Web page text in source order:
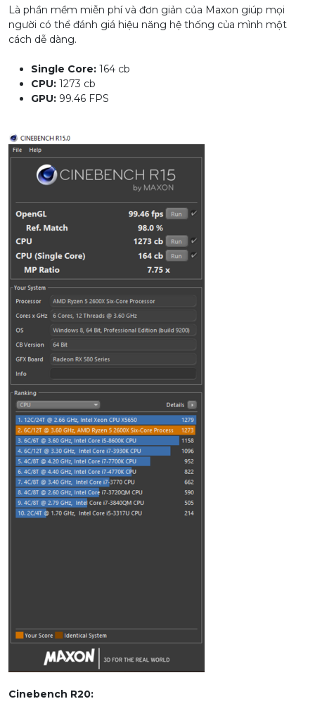
Là phần mềm miễn phí và đơn giản của Maxon giúp mọi
người có thể đánh giá hiệu năng hệ thống của mình một
cách dễ dàng.
Single Core: 164 cb
CPU: 1273 cb
GPU: 99.46 FPS
Cinebench R20: